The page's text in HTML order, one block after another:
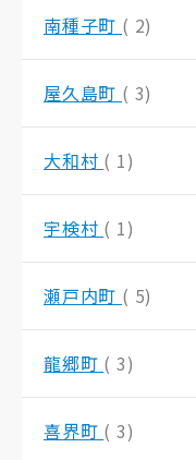
南種子町 ( 2)
屋久島町 ( 3)
大和村 ( 1)
宇検村 ( 1)
瀬戸内町 ( 5)
龍郷町 ( 3)
喜界町 ( 3)